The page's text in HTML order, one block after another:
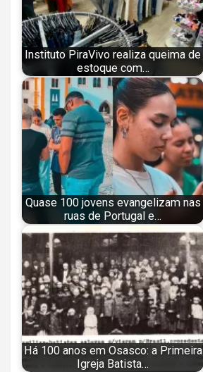
Instituto PiraVivo realiza queima de
estoque com…
Quase 100 jovens evangelizam nas
ruas de Portugal e…
Há 100 anos em Osasco: a Primeira
Igreja Batista…